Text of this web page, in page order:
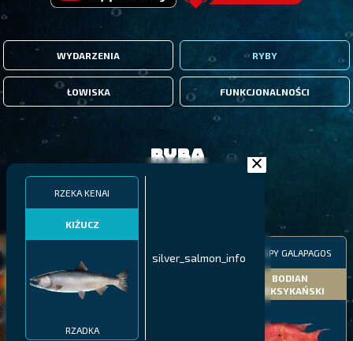
WYDARZENIA RYBY
ŁOWISKA FUNKCJONALNOŚCI
RZEKA KENAI
KIŻUCZ
RZADKA
silver_salmon_info
Ryba
PYSZCZAK ZACHODNI
PÓŁNOCNE FIORDY WYSPY GALAPAGOS
BODIAN
MEKSYKAŃSKI